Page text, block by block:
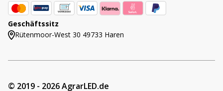
Geschäftssitz
Rütenmoor-West 30 49733 Haren
© 2019 - 2026 AgrarLED.de